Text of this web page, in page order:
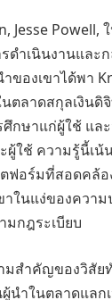
Jesse Powell,
ดำเนินงานและ
ของเขาได้พา
ตลาดสกุลเงินดิ
กษาแก่ผู้ใช้ แล
ใช้ ความรู้นี้เน้
ฟอร์มที่สอดคล้
ในแง่ของควา
มกฎระเบียบ
สำคัญของวิสัย
นำในตลาดแลก